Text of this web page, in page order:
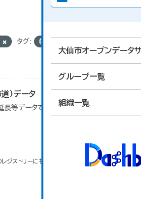
大仙市オープンデータ
グループ一覧
組織一覧
タグ: 幅員
）データ
等データです。
ジストリーにもアクセス可能ですAPI(see